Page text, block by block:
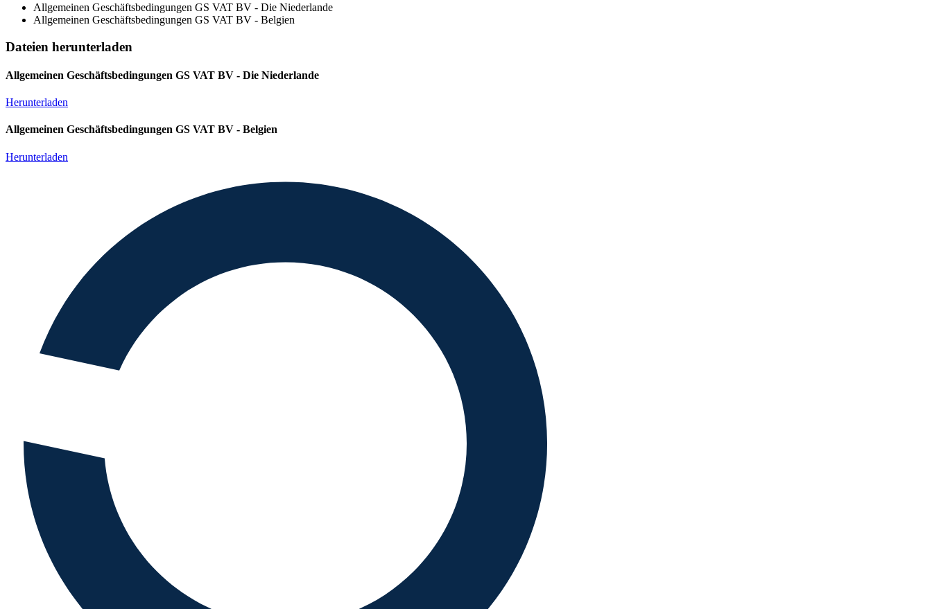
Allgemeinen Geschäftsbedingungen GS VAT BV - Die Niederlande
Allgemeinen Geschäftsbedingungen GS VAT BV - Belgien
Dateien herunterladen
Allgemeinen Geschäftsbedingungen GS VAT BV - Die Niederlande
Herunterladen
Allgemeinen Geschäftsbedingungen GS VAT BV - Belgien
Herunterladen